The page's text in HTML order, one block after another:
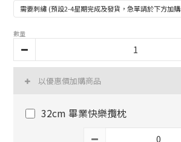
需要刺繡 (預設2-4星期完成及發貨，急單請於下方加
數量
以優惠價加購商品
32cm 畢業快樂攬枕